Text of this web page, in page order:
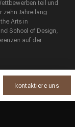
teil und
zehn Jahre lang
Arts in
School of Design,
auf der
kontaktiere uns